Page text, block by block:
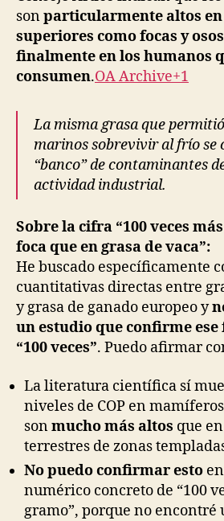
sonparticularmente altos
superiores como focas y
finalmente en los humanos
consumen.OA Archive+1
La misma grasa que
marinos sobrevivir al frío se
“banco” de contaminantes
actividad industrial.
Sobre la cifra “100 veces
foca que en grasa de vaca”:
He buscado específicamente
cuantitativas directas entre
y grasa de ganado europeo y
un estudio que confirme
“100 veces”. Puedo afirmar
La literatura científica sí
niveles de COP en
sonmucho más altos que
terrestres de zonas
No puedo confirmar esto
numérico concreto de “100
gramo”, porque no encontré